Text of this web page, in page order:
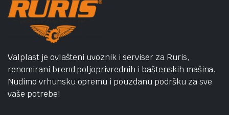
Valplast je ovlašteni uvoznik i serviser za Ruris,
renomirani brend poljoprivrednih i baštenskih mašina.
Nudimo vrhunsku opremu i pouzdanu podršku za sve
vaše potrebe!